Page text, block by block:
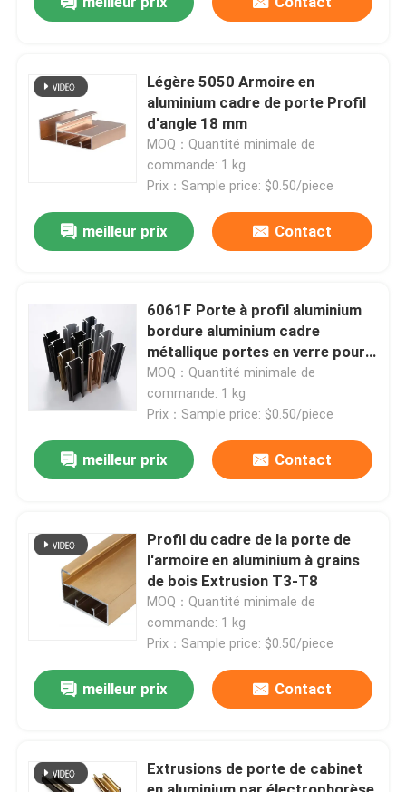
Produits
A propos de nous
Légère 5050 Armoire en
aluminium cadre de porte Profil
d'angle 18 mm
MOQ：Quantité minimale de
commande: 1 kg
Prix：Sample price: $0.50/piece
meilleur prix Contact
6061F Porte à profil aluminium
bordure aluminium cadre
métallique portes en verre pour
armoires
MOQ：Quantité minimale de
commande: 1 kg
Prix：Sample price: $0.50/piece
meilleur prix Contact
Profil du cadre de la porte de
l'armoire en aluminium à grains
de bois Extrusion T3-T8
MOQ：Quantité minimale de
commande: 1 kg
Prix：Sample price: $0.50/piece
meilleur prix Contact
Extrusions de porte de cabinet